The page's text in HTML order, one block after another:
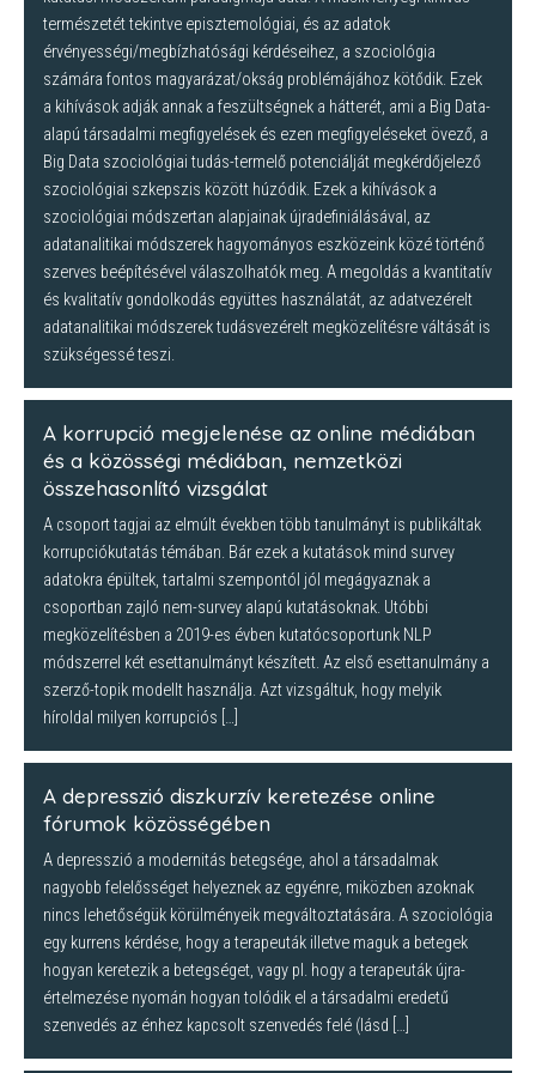
természetét tekintve episztemológiai, és az adatok
érvényességi/megbízhatósági kérdéseihez, a szociológia
számára fontos magyarázat/okság problémájához kötődik. Ezek
a kihívások adják annak a feszültségnek a hátterét, ami a Big Data-
alapú társadalmi megfigyelések és ezen megfigyeléseket övező, a
Big Data szociológiai tudás-termelő potenciálját megkérdőjelező
szociológiai szkepszis között húzódik. Ezek a kihívások a
szociológiai módszertan alapjainak újradefiniálásával, az
adatanalitikai módszerek hagyományos eszközeink közé történő
szerves beépítésével válaszolhatók meg. A megoldás a kvantitatív
és kvalitatív gondolkodás együttes használatát, az adatvezérelt
adatanalitikai módszerek tudásvezérelt megközelítésre váltását is
szükségessé teszi.
A korrupció megjelenése az online médiában
és a közösségi médiában, nemzetközi
összehasonlító vizsgálat
A csoport tagjai az elmúlt években több tanulmányt is publikáltak
korrupciókutatás témában. Bár ezek a kutatások mind survey
adatokra épültek, tartalmi szempontól jól megágyaznak a
csoportban zajló nem-survey alapú kutatásoknak. Utóbbi
megközelítésben a 2019-es évben kutatócsoportunk NLP
módszerrel két esettanulmányt készített. Az első esettanulmány a
szerző-topik modellt használja. Azt vizsgáltuk, hogy melyik
híroldal milyen korrupciós […]
A depresszió diszkurzív keretezése online
fórumok közösségében
A depresszió a modernitás betegsége, ahol a társadalmak
nagyobb felelősséget helyeznek az egyénre, miközben azoknak
nincs lehetőségük körülményeik megváltoztatására. A szociológia
egy kurrens kérdése, hogy a terapeuták illetve maguk a betegek
hogyan keretezik a betegséget, vagy pl. hogy a terapeuták újra-
értelmezése nyomán hogyan tolódik el a társadalmi eredetű
szenvedés az énhez kapcsolt szenvedés felé (lásd […]